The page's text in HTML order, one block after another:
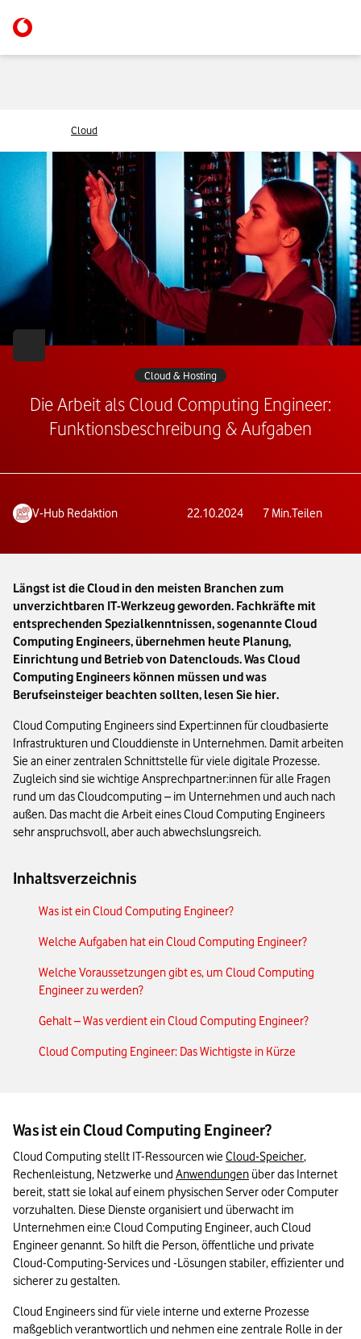
Cloud
Cloud & Hosting
Die Arbeit als Cloud Computing Engineer:
Funktionsbeschreibung & Aufgaben
V-Hub Redaktion 22.10.2024 7 Min.Teilen
Längst ist die Cloud in den meisten Branchen zum
unverzichtbaren IT-Werkzeug geworden. Fachkräfte mit
entsprechenden Spezialkenntnissen, sogenannte Cloud
Computing Engineers, übernehmen heute Planung,
Einrichtung und Betrieb von Datenclouds. Was Cloud
Computing Engineers können müssen und was
Berufseinsteiger beachten sollten, lesen Sie hier.
Cloud Computing Engineers sind Expert:innen für cloudbasierte
Infrastrukturen und Clouddienste in Unternehmen. Damit arbeiten
Sie an einer zentralen Schnittstelle für viele digitale Prozesse.
Zugleich sind sie wichtige Ansprechpartner:innen für alle Fragen
rund um das Cloudcomputing – im Unternehmen und auch nach
außen. Das macht die Arbeit eines Cloud Computing Engineers
sehr anspruchsvoll, aber auch abwechslungsreich.
Inhaltsverzeichnis
Was ist ein Cloud Computing Engineer?
Welche Aufgaben hat ein Cloud Computing Engineer?
Welche Voraussetzungen gibt es, um Cloud Computing
Engineer zu werden?
Gehalt – Was verdient ein Cloud Computing Engineer?
Cloud Computing Engineer: Das Wichtigste in Kürze
Was ist ein Cloud Computing Engineer?
Cloud Computing stellt IT-Ressourcen wie Cloud-Speicher,
Rechenleistung, Netzwerke und Anwendungen über das Internet
bereit, statt sie lokal auf einem physischen Server oder Computer
vorzuhalten. Diese Dienste organisiert und überwacht im
Unternehmen ein:e Cloud Computing Engineer, auch Cloud
Engineer genannt. So hilft die Person, öffentliche und private
Cloud-Computing-Services und -Lösungen stabiler, effizienter und
sicherer zu gestalten.
Cloud Engineers sind für viele interne und externe Prozesse
maßgeblich verantwortlich und nehmen eine zentrale Rolle in der